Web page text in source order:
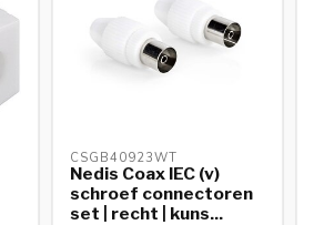
CSGB40923WT
Nedis Coax IEC (v)
schroef connectoren
set | recht | kuns...